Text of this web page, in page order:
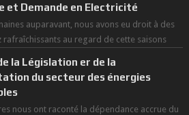
et Demande en Electricité
auparavant, nous avons eu droit à des
rafraîchissants au regard de cette saisons
la Législation er de la
du secteur des énergies
nous ont raconté la dépendance accrue du